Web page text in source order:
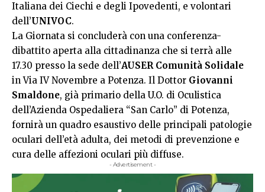
Italiana dei Ciechi e degli Ipovedenti, e volontari
dell’UNIVOC.
La Giornata si concluderà con una conferenza-
dibattito aperta alla cittadinanza che si terrà alle
17.30 presso la sede dell’AUSER Comunità Solidale
in Via IV Novembre a Potenza. Il Dottor Giovanni
Smaldone, già primario della U.O. di Oculistica
dell’Azienda Ospedaliera “San Carlo” di Potenza,
fornirà un quadro esaustivo delle principali patologie
oculari dell’età adulta, dei metodi di prevenzione e
cura delle affezioni oculari più diffuse.
- Advertisement -